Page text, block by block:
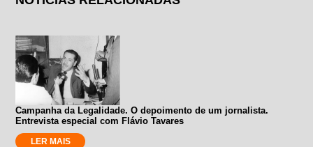
Campanha da Legalidade. O depoimento de um jornalista.
Entrevista especial com Flávio Tavares
LER MAIS